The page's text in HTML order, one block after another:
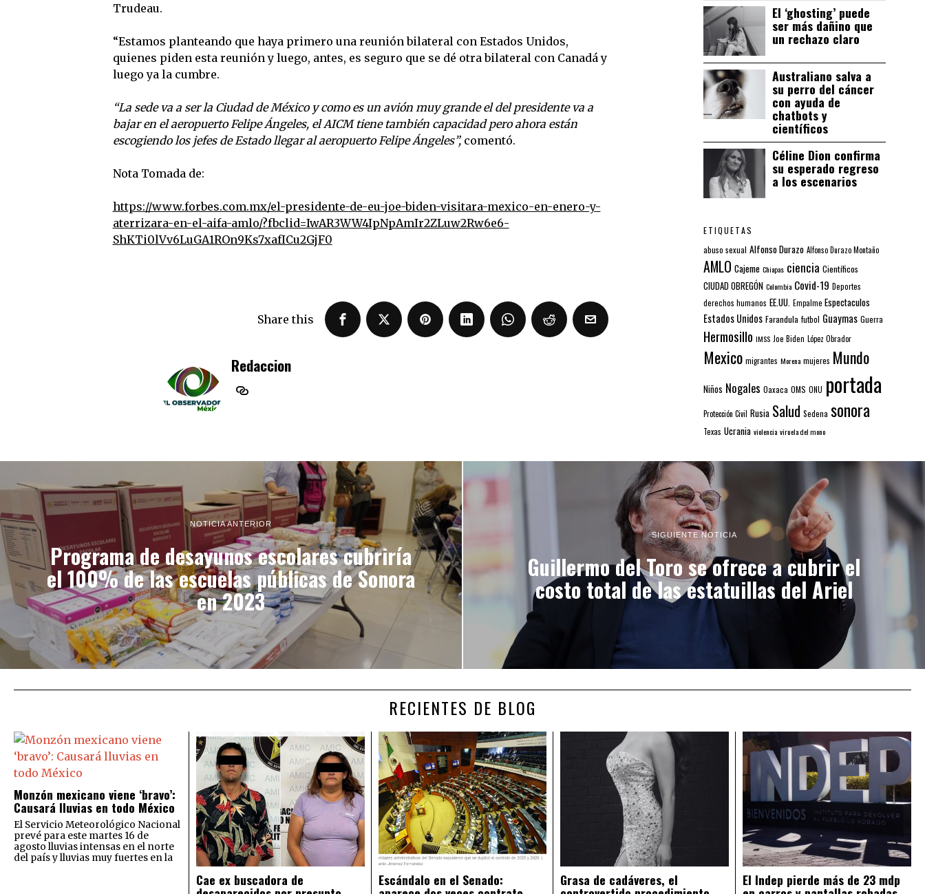
Trudeau.
“Estamos planteando que haya primero una reunión bilateral con Estados Unidos,
quienes piden esta reunión y luego, antes, es seguro que se dé otra bilateral con Canadá y
luego ya la cumbre.
“La sede va a ser la Ciudad de México y como es un avión muy grande el del presidente va a
bajar en el aeropuerto Felipe Ángeles, el AICM tiene también capacidad pero ahora están
escogiendo los jefes de Estado llegar al aeropuerto Felipe Ángeles”,comentó.
Nota Tomada de:
https://www.forbes.com.mx/el-presidente-de-eu-joe-biden-visitara-mexico-en-enero-y-
aterrizara-en-el-aifa-amlo/?fbclid=IwAR3WW4IpNpAmIr2ZLuw2Rw6e6-
ShKTi0lVv6LuGA1ROn9Ks7xafICu2GjF0
Share this
Redaccion
El ‘ghosting’ puede
ser más dañino que
un rechazo claro
Australiano salva a
su perro del cáncer
con ayuda de
chatbots y
científicos
Céline Dion confirma
su esperado regreso
a los escenarios
ETIQUETAS
abuso sexual Alfonso Durazo Alfonso Durazo Montaño
AMLO Cajeme Chiapas ciencia Científicos
CIUDAD OBREGÓN Colombia Covid-19 Deportes
derechos humanos EE.UU. Empalme Espectaculos
Estados Unidos Farandula futbol Guaymas Guerra
Hermosillo IMSS Joe Biden López Obrador
Mexico migrantes Morena mujeres Mundo
Niños Nogales Oaxaca OMS ONU portada
Protección Civil Rusia Salud Sedena sonora
Texas Ucrania violencia viruela del mono
NOTICIA ANTERIOR
Programa de desayunos escolares cubriría
el 100% de las escuelas públicas de Sonora
en 2023
SIGUIENTE NOTICIA
Guillermo del Toro se ofrece a cubrir el
costo total de las estatuillas del Ariel
RECIENTES DE BLOG
Monzón mexicano viene ‘bravo’:
Causará lluvias en todo México
El Servicio Meteorológico Nacional
prevé para este martes 16 de
agosto lluvias intensas en el norte
del país y lluvias muy fuertes en la
Cae ex buscadora de Escándalo en el Senado: Grasa de cadáveres, el El Indep pierde más de 23 mdp